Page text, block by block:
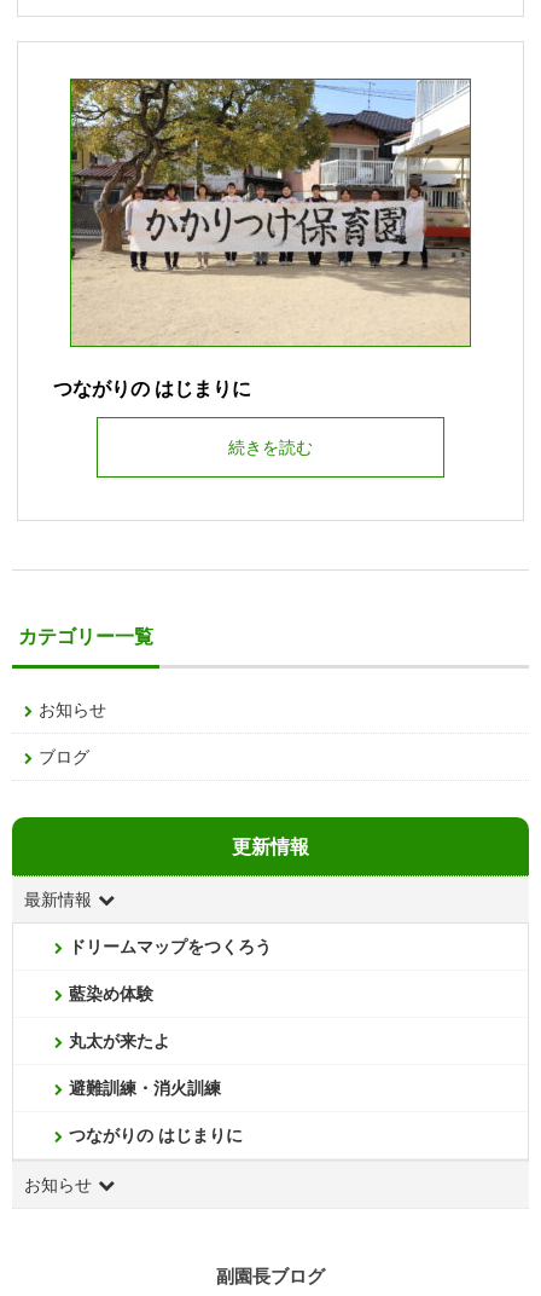
つながりの はじまりに
続きを読む
カテゴリー一覧
お知らせ
ブログ
更新情報
最新情報
ドリームマップをつくろう
藍染め体験
丸太が来たよ
避難訓練・消火訓練
つながりの はじまりに
お知らせ
副園長ブログ